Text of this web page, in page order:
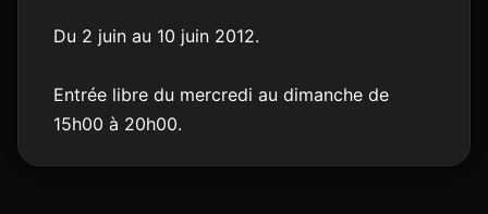
Du 2 juin au 10 juin 2012.
Entrée libre du mercredi au dimanche de
15h00 à 20h00.